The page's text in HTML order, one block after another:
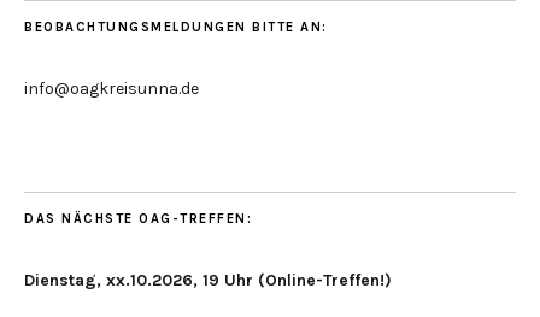
BEOBACHTUNGSMELDUNGEN BITTE AN:
info@oagkreisunna.de
DAS NÄCHSTE OAG-TREFFEN:
Dienstag, xx.10.2026, 19 Uhr (Online-Treffen!)